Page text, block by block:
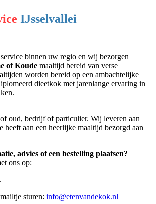
IJsselvallei
binnen uw regio en wij bezorgen
of Koude maaltijd bereid van verse
worden bereid op een ambachtelijke
dieetkok met jarenlange ervaring in
oud, bedrijf of particulier. Wij leveren aan
heeft aan een heerlijke maaltijd bezorgd aan
advies of een bestelling plaatsen?
ons op:
.
sturen: info@etenvandekok.nl